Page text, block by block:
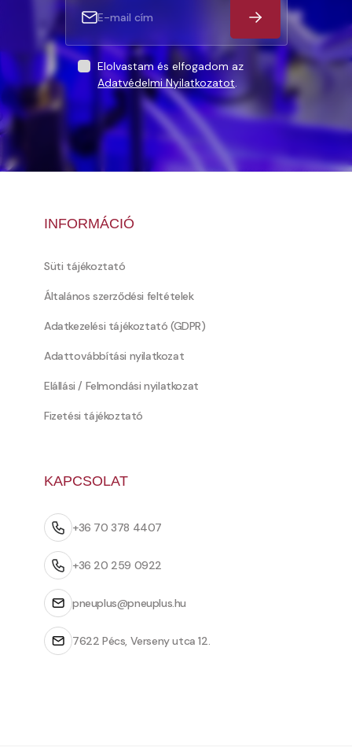
Elolvastam és elfogadom az
Adatvédelmi Nyilatkozatot.
INFORMÁCIÓ
Süti tájékoztató
Általános szerződési feltételek
Adatkezelési tájékoztató (GDPR)
Adattovábbítási nyilatkozat
Elállási / Felmondási nyilatkozat
Fizetési tájékoztató
KAPCSOLAT
+36 70 378 4407
+36 20 259 0922
pneuplus@pneuplus.hu
7622 Pécs, Verseny utca 12.